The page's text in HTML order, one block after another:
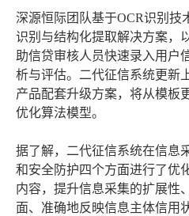
深源恒际团队基于OCR识别技
识别与结构化提取解决方案，
助信贷审核人员快速录入用户
析与评估。二代征信系统更新
产品配套升级方案，将从模板
优化算法模型。
据了解，二代征信系统在信息
和安全防护四个方面进行了优
内容，提升信息采集的扩展性
面、准确地反映信息主体信用